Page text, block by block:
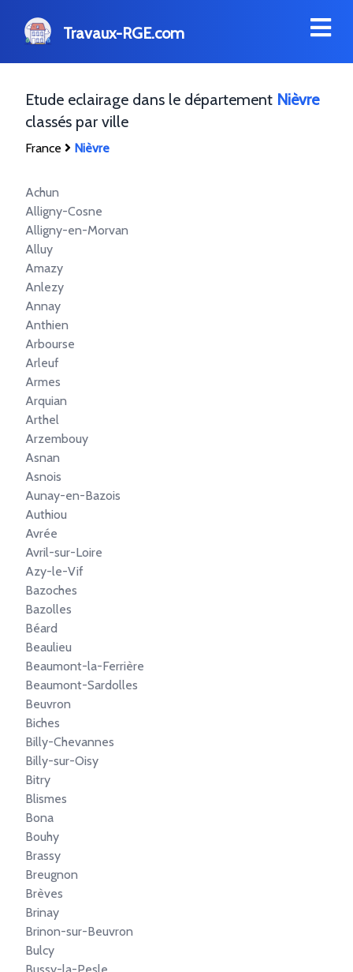
Travaux-RGE.com
Etude eclairage dans le département Nièvre
classés par ville
France Nièvre
Achun
Alligny-Cosne
Alligny-en-Morvan
Alluy
Amazy
Anlezy
Annay
Anthien
Arbourse
Arleuf
Armes
Arquian
Arthel
Arzembouy
Asnan
Asnois
Aunay-en-Bazois
Authiou
Avrée
Avril-sur-Loire
Azy-le-Vif
Bazoches
Bazolles
Béard
Beaulieu
Beaumont-la-Ferrière
Beaumont-Sardolles
Beuvron
Biches
Billy-Chevannes
Billy-sur-Oisy
Bitry
Blismes
Bona
Bouhy
Brassy
Breugnon
Brèves
Brinay
Brinon-sur-Beuvron
Bulcy